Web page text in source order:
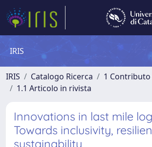
IRIS
IRIS Catalogo Ricerca
1 Contributo
1.1 Articolo in rivista
Innovations in last mile
Towards inclusivity,
sustainability